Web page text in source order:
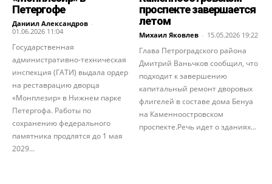
Петергофе
Даниил Александров -
01.06.2026 11:04
Государственная
административно-техническая
инспекция (ГАТИ) выдала ордер
на реставрацию дворца
«Монплезир» в Нижнем парке
Петергофа. Работы по
сохранению федерального
памятника продлятся до 1 мая
2029...
проспекте завершается
летом
Михаил Яковлев - 15.05.2026 19:22
Глава Петроградского района
Дмитрий Ваньчков сообщил, что
подходит к завершению
капитальный ремонт дворовых
флигелей в составе дома Бенуа
на Каменноостровском
проспекте.Речь идет о зданиях...